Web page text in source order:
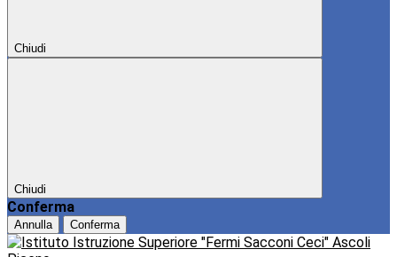
Chiudi
Chiudi
Conferma
Annulla Conferma